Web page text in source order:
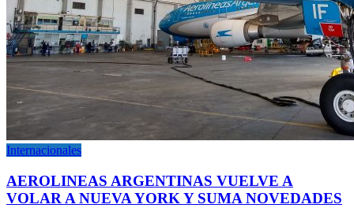
Internacionales
AEROLINEAS ARGENTINAS VUELVE A
VOLAR A NUEVA YORK Y SUMA NOVEDADES